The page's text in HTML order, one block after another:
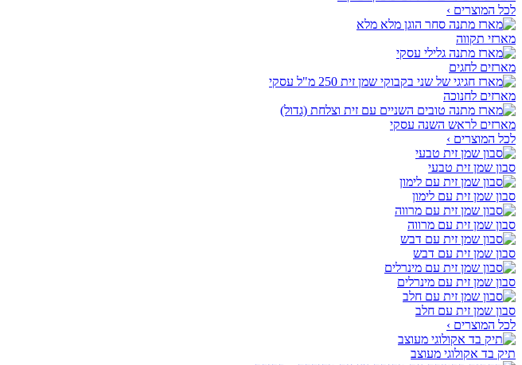
לכל המוצרים ›
מארזי תקווה
מארזים לחגים
מארזים לחנוכה
מארזים לראש השנה עסקי
לכל המוצרים ›
סבון שמן זית טבעי
סבון שמן זית עם לימון
סבון שמן זית עם מרווה
סבון שמן זית עם דבש
סבון שמן זית עם מינרלים
סבון שמן זית עם חלב
לכל המוצרים ›
תיק בד אקולוגי מעוצב